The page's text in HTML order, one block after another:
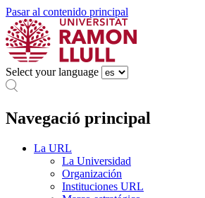
Pasar al contenido principal
Select your language
Navegació principal
La URL
La Universidad
Organización
Instituciones URL